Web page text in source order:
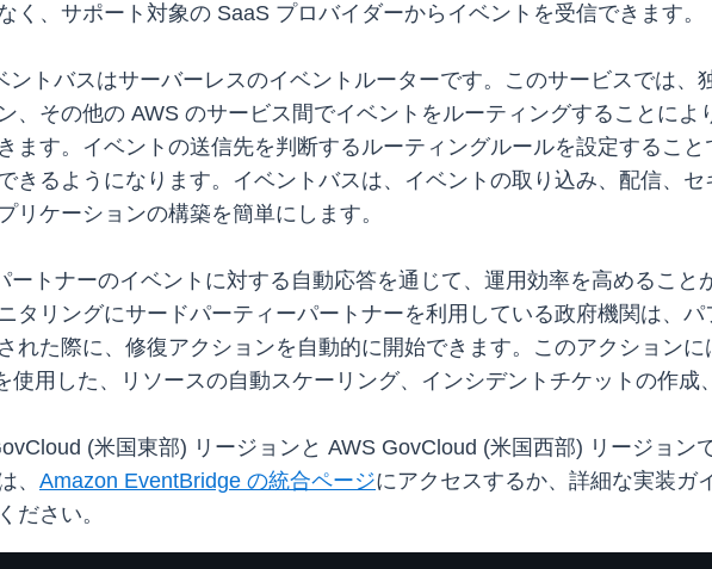
く、サポート対象の SaaS プロバイダーからイベントを受信できます。
ントバスはサーバーレスのイベントルーターです。このサービスでは、
、その他の AWS のサービス間でイベントをルーティングすることに
ます。イベントの送信先を判断するルーティングルールを設定するこ
きるようになります。イベントバスは、イベントの取り込み、配信、
リケーションの構築を簡単にします。
ートナーのイベントに対する自動応答を通じて、運用効率を高めること
タリングにサードパーティーパートナーを利用している政府機関は、
れた際に、修復アクションを自動的に開始できます。このアクション
使用した、リソースの自動スケーリング、インシデントチケットの作成
(米国東部) リージョンと AWS GovCloud (米国西部) リージョン
、 Amazon EventBridge の統合ページにアクセスするか、詳細な実装ガ
ださい。